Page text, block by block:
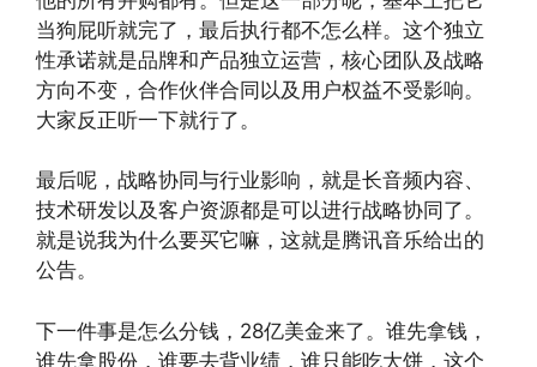
当狗屁听就完了，最后执行都不怎么样。这个独立
性承诺就是品牌和产品独立运营，核心团队及战略
方向不变，合作伙伴合同以及用户权益不受影响。
大家反正听一下就行了。
最后呢，战略协同与行业影响，就是长音频内容、
技术研发以及客户资源都是可以进行战略协同了。
就是说我为什么要买它嘛，这就是腾讯音乐给出的
公告。
下一件事是怎么分钱，28亿美金来了。谁先拿钱，
谁先拿股份，谁要去背业绩，谁只能吃大饼，这个